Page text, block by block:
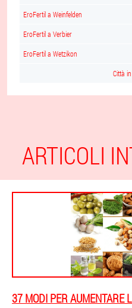
EroFertil a Weinfelden
EroFertil a Verbier
EroFertil a Wetzikon
Città
ARTICOLI
37 MODI PER AUMENTARE